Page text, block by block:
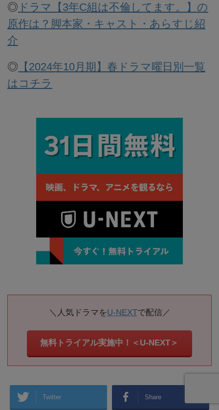
◎ ドラマ【3年C組は不倫してます。】の
原作は？脚本家・キャスト・あらすじ紹
介
◎ 【2024年10月期】春ドラマ曜日別一覧
はコチラ
＼人気ドラマをU-NEXTで配信／
無料トライアル実施中！＜U-NEXT＞
Twitter Share